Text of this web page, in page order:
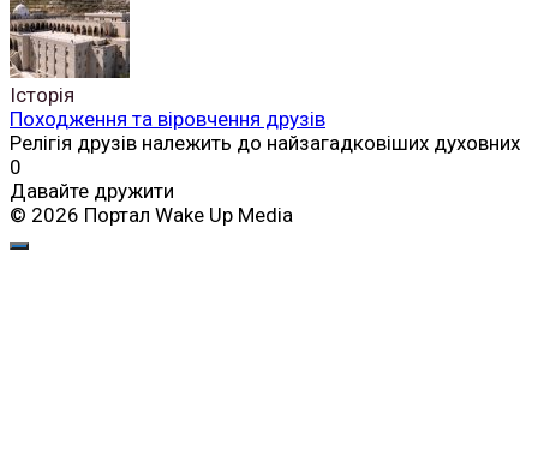
Історія
Походження та віровчення друзів
Релігія друзів належить до найзагадковіших духовних
0
Давайте дружити
© 2026 Портал Wake Up Media